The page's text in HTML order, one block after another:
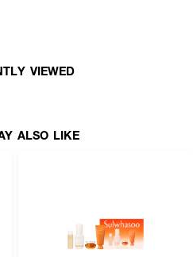
Cream 3 Ml X 2 Pcs
ำความสะอาดผิวหน้า โดยลูบไล้ผลิตภัณฑ์บน
VIEWED
ALSO LIKE